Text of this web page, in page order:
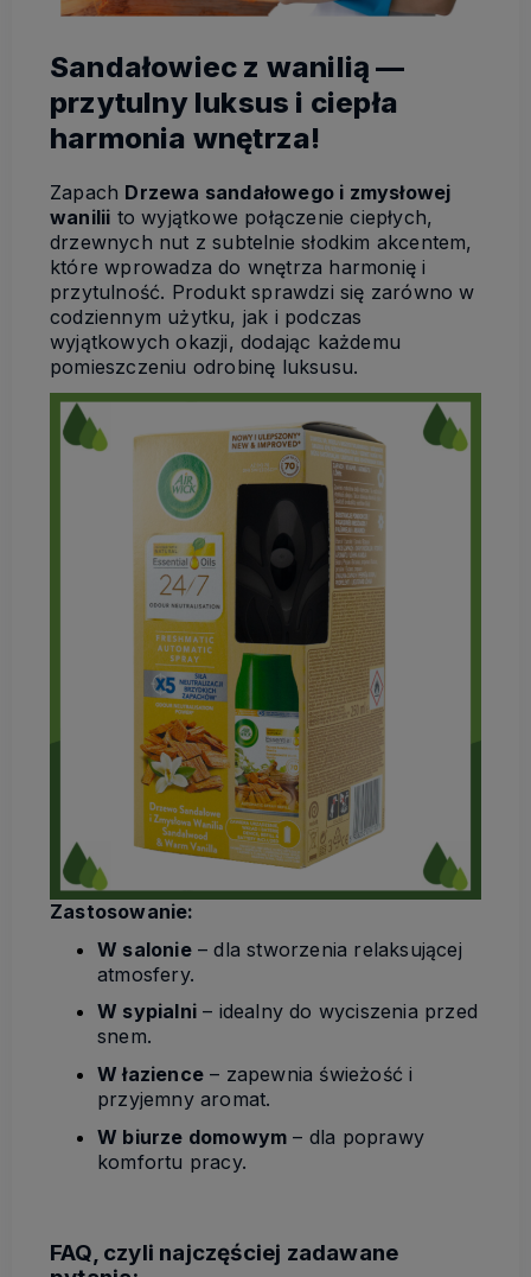
Sandałowiec z wanilią —
przytulny luksus i ciepła
harmonia wnętrza!
Zapach Drzewa sandałowego i zmysłowej
wanilii to wyjątkowe połączenie ciepłych,
drzewnych nut z subtelnie słodkim akcentem,
które wprowadza do wnętrza harmonię i
przytulność. Produkt sprawdzi się zarówno w
codziennym użytku, jak i podczas
wyjątkowych okazji, dodając każdemu
pomieszczeniu odrobinę luksusu.
Zastosowanie:
W salonie– dla stworzenia relaksującej
atmosfery.
W sypialni – idealny do wyciszenia przed
snem.
W łazience – zapewnia świeżość i
przyjemny aromat.
W biurze domowym – dla poprawy
komfortu pracy.